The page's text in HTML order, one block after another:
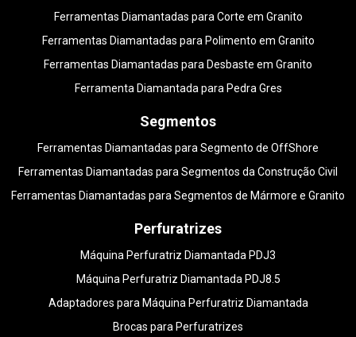
Ferramentas Diamantadas para Corte em Granito
Ferramentas Diamantadas para Polimento em Granito
Ferramentas Diamantadas para Desbaste em Granito
Ferramenta Diamantada para Pedra Gres
Segmentos
Ferramentas Diamantadas para Segmento de OffShore
Ferramentas Diamantadas para Segmentos da Construção Civil
Ferramentas Diamantadas para Segmentos de Mármore e Granito
Perfuratrizes
Máquina Perfuratriz Diamantada PDJ3
Máquina Perfuratriz Diamantada PDJ8.5
Adaptadores para Máquina Perfuratriz Diamantada
Brocas para Perfuratrizes